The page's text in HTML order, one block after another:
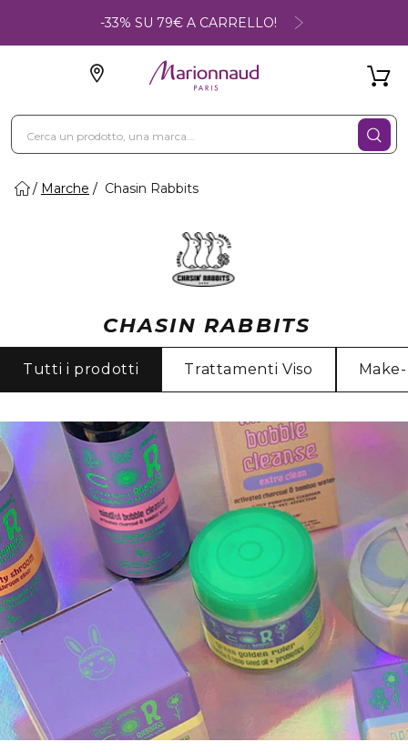
-33% SU 79€ A CARRELLO!
Marche Chasin Rabbits
CHASIN RABBITS
Tutti i prodotti Trattamenti Viso